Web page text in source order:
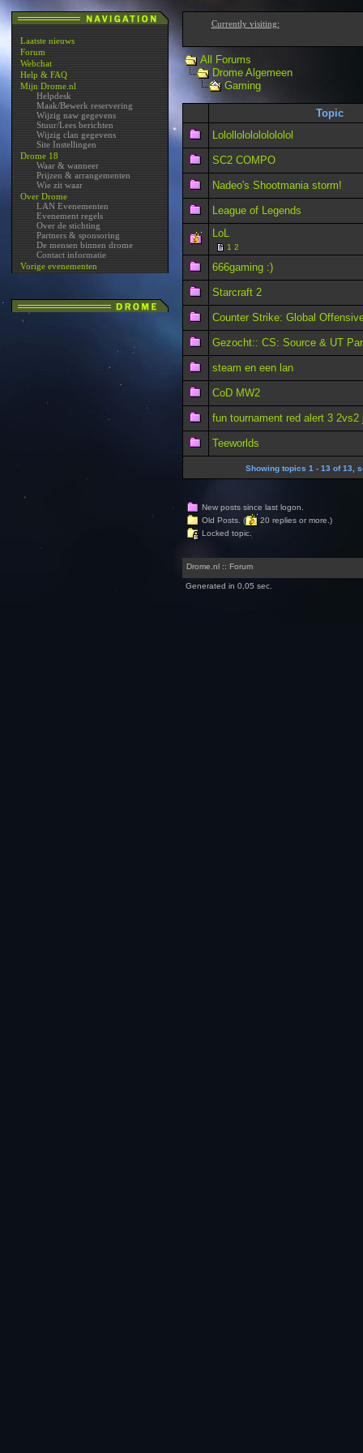
Laatste nieuws
Forum
Webchat
Help & FAQ
Mijn Drome.nl
Helpdesk
Maak/Bewerk reservering
Wijzig naw gegevens
Stuur/Lees berichten
Wijzig clan gegevens
Site Instellingen
Drome 18
Waar & wanneer
Prijzen & arrangementen
Wie zit waar
Over Drome
LAN Evenementen
Evenement regels
Over de stichting
Partners & sponsoring
De mensen binnen drome
Contact informatie
Vorige evenementen
Currently visiting:
All Forums
Drome Algemeen
Gaming
Topic
Lolollololololololol
SC2 COMPO
Nadeo's Shootmania storm!
League of Legends
LoL
1 2
666gaming :)
Starcraft 2
Counter Strike: Global
Gezocht:: CS: Source & UT
steam en een lan
CoD MW2
fun tournament red alert 3 2vs2
Teeworlds
Showing topics 1 - 13 of 13,
New posts since last logon.
Old Posts. (
20 replies or more.)
Locked topic.
Drome.nl :: Forum
Generated in 0,05 sec.